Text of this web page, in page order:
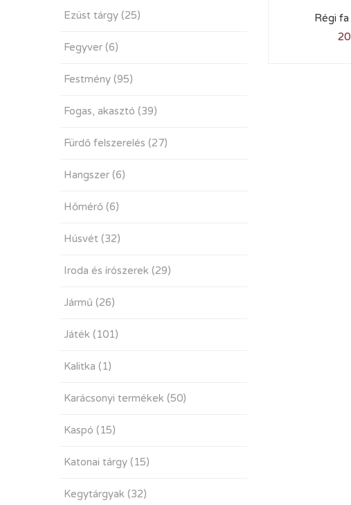
Ezüst tárgy (25)
Fegyver (6)
Festmény (95)
Fogas, akasztó (39)
Fürdő felszerelés (27)
Hangszer (6)
Hőmérő (6)
Húsvét (32)
Iroda és írószerek (29)
Jármű (26)
Játék (101)
Kalitka (1)
Karácsonyi termékek (50)
Kaspó (15)
Katonai tárgy (15)
Kegytárgyak (32)
Régi fa